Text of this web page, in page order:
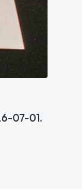
07-01.